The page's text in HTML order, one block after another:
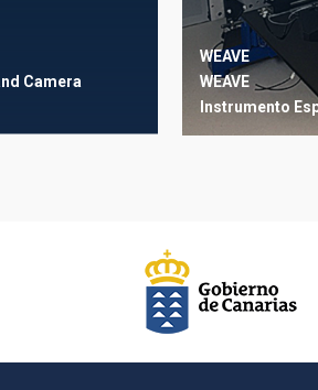
Camera
WEAVE
WEAVE
Instrumento